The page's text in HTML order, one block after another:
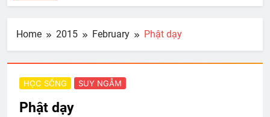
Home 2015 February Phật dạy
HỌC SỐNG SUY NGẪM
Phật dạy